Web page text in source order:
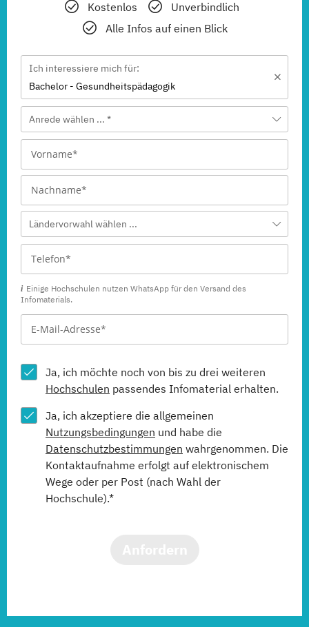
Kostenlos
Unverbindlich
Alle Infos auf einen Blick
Ich interessiere mich für:
Bachelor - Gesundheitspädagogik
Anrede wählen ... *
Ländervorwahl wählen ...
Einige Hochschulen nutzen WhatsApp für den Versand des
Infomaterials.
Ja, ich möchte noch von bis zu drei weiteren
Hochschulen passendes Infomaterial erhalten.
Ja, ich akzeptiere die allgemeinen
Nutzungsbedingungen und habe die
Datenschutzbestimmungen wahrgenommen. Die
Kontaktaufnahme erfolgt auf elektronischem
Wege oder per Post (nach Wahl der
Hochschule).*